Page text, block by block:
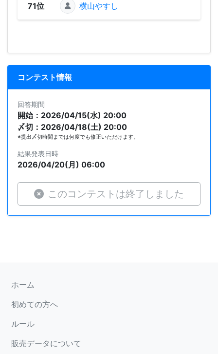
71位 横山やすし
コンテスト情報
回答期間
開始：2026/04/15(水) 20:00
〆切：2026/04/18(土) 20:00
※提出〆切時間までは何度でも修正いただけます。
結果発表日時
2026/04/20(月) 06:00
このコンテストは終了しました
ホーム
初めての方へ
ルール
販売データについて